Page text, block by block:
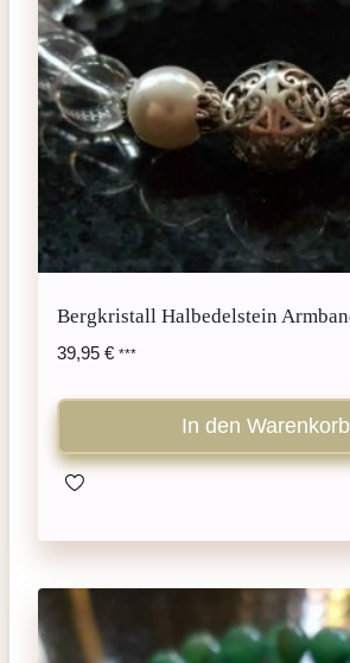
Bergkristall Halbedelstein
39,95 € ***
In den Warenkorb